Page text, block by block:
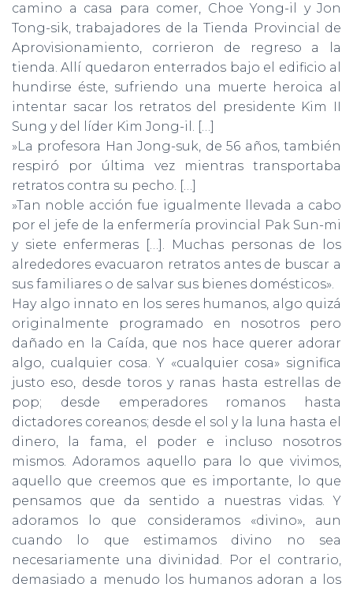
camino a casa para comer, Choe Yong-il y Jon
Tong-sik, trabajadores de la Tienda Provincial de
Aprovisionamiento, corrieron de regreso a la
tienda. Allí quedaron en­terrados bajo el edificio al
hundirse éste, sufriendo una muerte heroica al
intentar sacar los retratos del presidente Kim II
Sung y del líder Kim Jong-il. […]
»La profesora Han Jong-suk, de 56 años, también
respiró por última vez mientras transportaba
retratos contra su pecho. […]
»Tan noble acción fue igualmente llevada a cabo
por el jefe de la enfer­mería provincial Pak Sun-mi
y siete enfermeras […]. Muchas personas de los
alrededores evacuaron retratos antes de buscar a
sus familiares o de salvar sus bienes domésticos».
Hay algo innato en los seres humanos, algo quizá
originalmente programado en nosotros pero
dañado en la Caída, que nos hace querer adorar
algo, cualquier cosa. Y «cualquier cosa» significa
justo eso, desde toros y ranas hasta estrellas de
pop; desde emperadores romanos hasta
dictadores coreanos; desde el sol y la luna hasta el
dinero, la fama, el poder e incluso nosotros
mismos. Adoramos aquello para lo que vivimos,
aquello que creemos que es importante, lo que
pensamos que da sentido a nuestras vidas. Y
adoramos lo que consideramos «divino», aun
cuando lo que estimamos divino no sea
necesariamente una divinidad. Por el contrario,
demasiado a menu­do los humanos adoran a los